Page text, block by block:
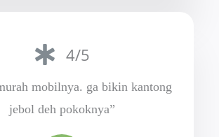
4/5
mobilnya. ga bikin kantong
jebol deh pokoknya”